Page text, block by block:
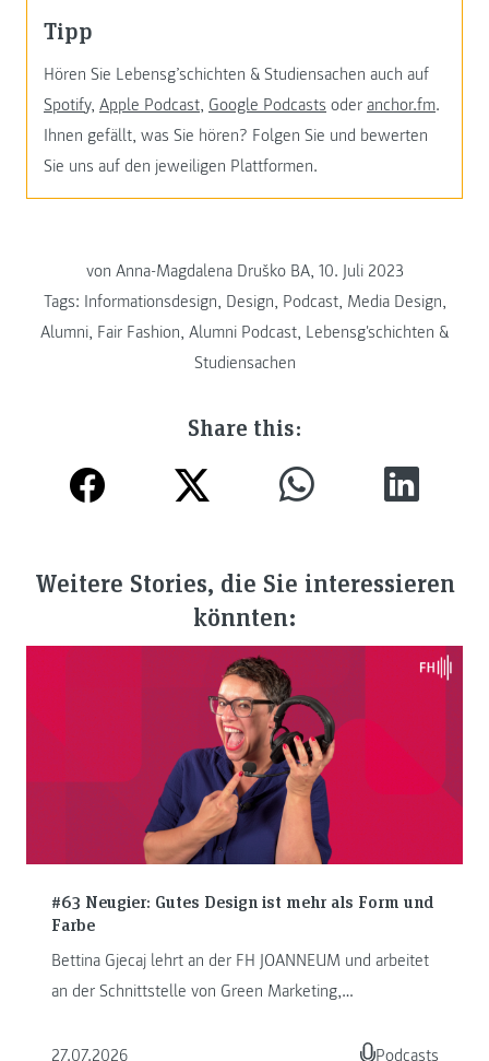
Tipp
Hören Sie Lebensg’schichten & Studiensachen auch auf
Spotify, Apple Podcast, Google Podcasts oder anchor.fm.
Ihnen gefällt, was Sie hören? Folgen Sie und bewerten
Sie uns auf den jeweiligen Plattformen.
von Anna-Magdalena Druško BA, 10. Juli 2023
Tags: Informationsdesign, Design, Podcast, Media Design,
Alumni, Fair Fashion, Alumni Podcast, Lebensg'schichten &
Studiensachen
Share this:
Weitere Stories, die Sie interessieren
könnten:
#63 Neugier: Gutes Design ist mehr als Form und
Farbe
Bettina Gjecaj lehrt an der FH JOANNEUM und arbeitet
an der Schnittstelle von Green Marketing,
27.07.2026
Podcasts